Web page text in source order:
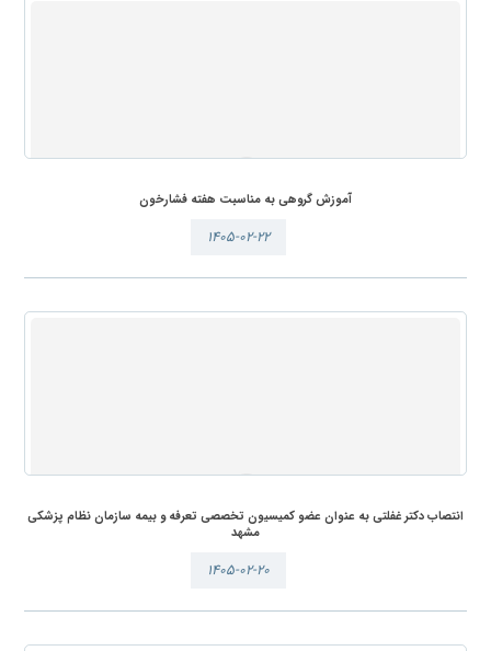
آموزش گروهی به مناسبت هفته فشارخون
۱۴۰۵-۰۲-۲۲
انتصاب دکتر غفلتی به عنوان عضو کمیسیون تخصصی تعرفه و بیمه سازمان نظام پزشکی
مشهد
۱۴۰۵-۰۲-۲۰